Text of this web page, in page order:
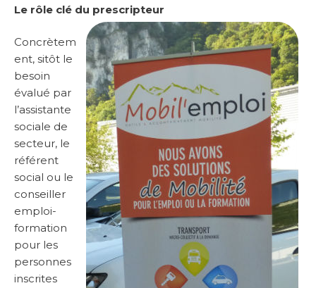
Le rôle clé du prescripteur
Concrètem
ent, sitôt le
besoin
évalué par
l’assistante
sociale de
secteur, le
référent
social ou le
conseiller
emploi-
formation
pour les
personnes
inscrites